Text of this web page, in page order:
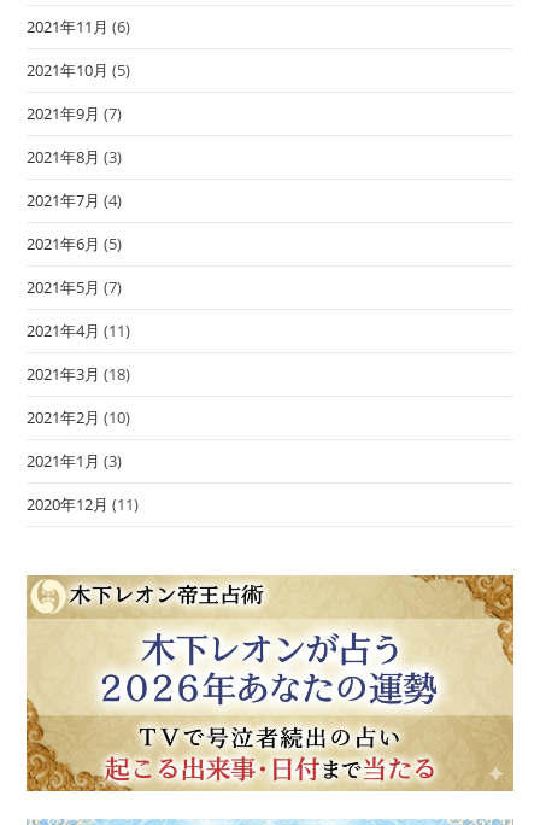
2021年11月 (6)
2021年10月 (5)
2021年9月 (7)
2021年8月 (3)
2021年7月 (4)
2021年6月 (5)
2021年5月 (7)
2021年4月 (11)
2021年3月 (18)
2021年2月 (10)
2021年1月 (3)
2020年12月 (11)